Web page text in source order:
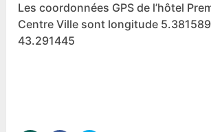
Les coordonnées GPS de l’hôtel
Centre Ville sont longitude
43.291445